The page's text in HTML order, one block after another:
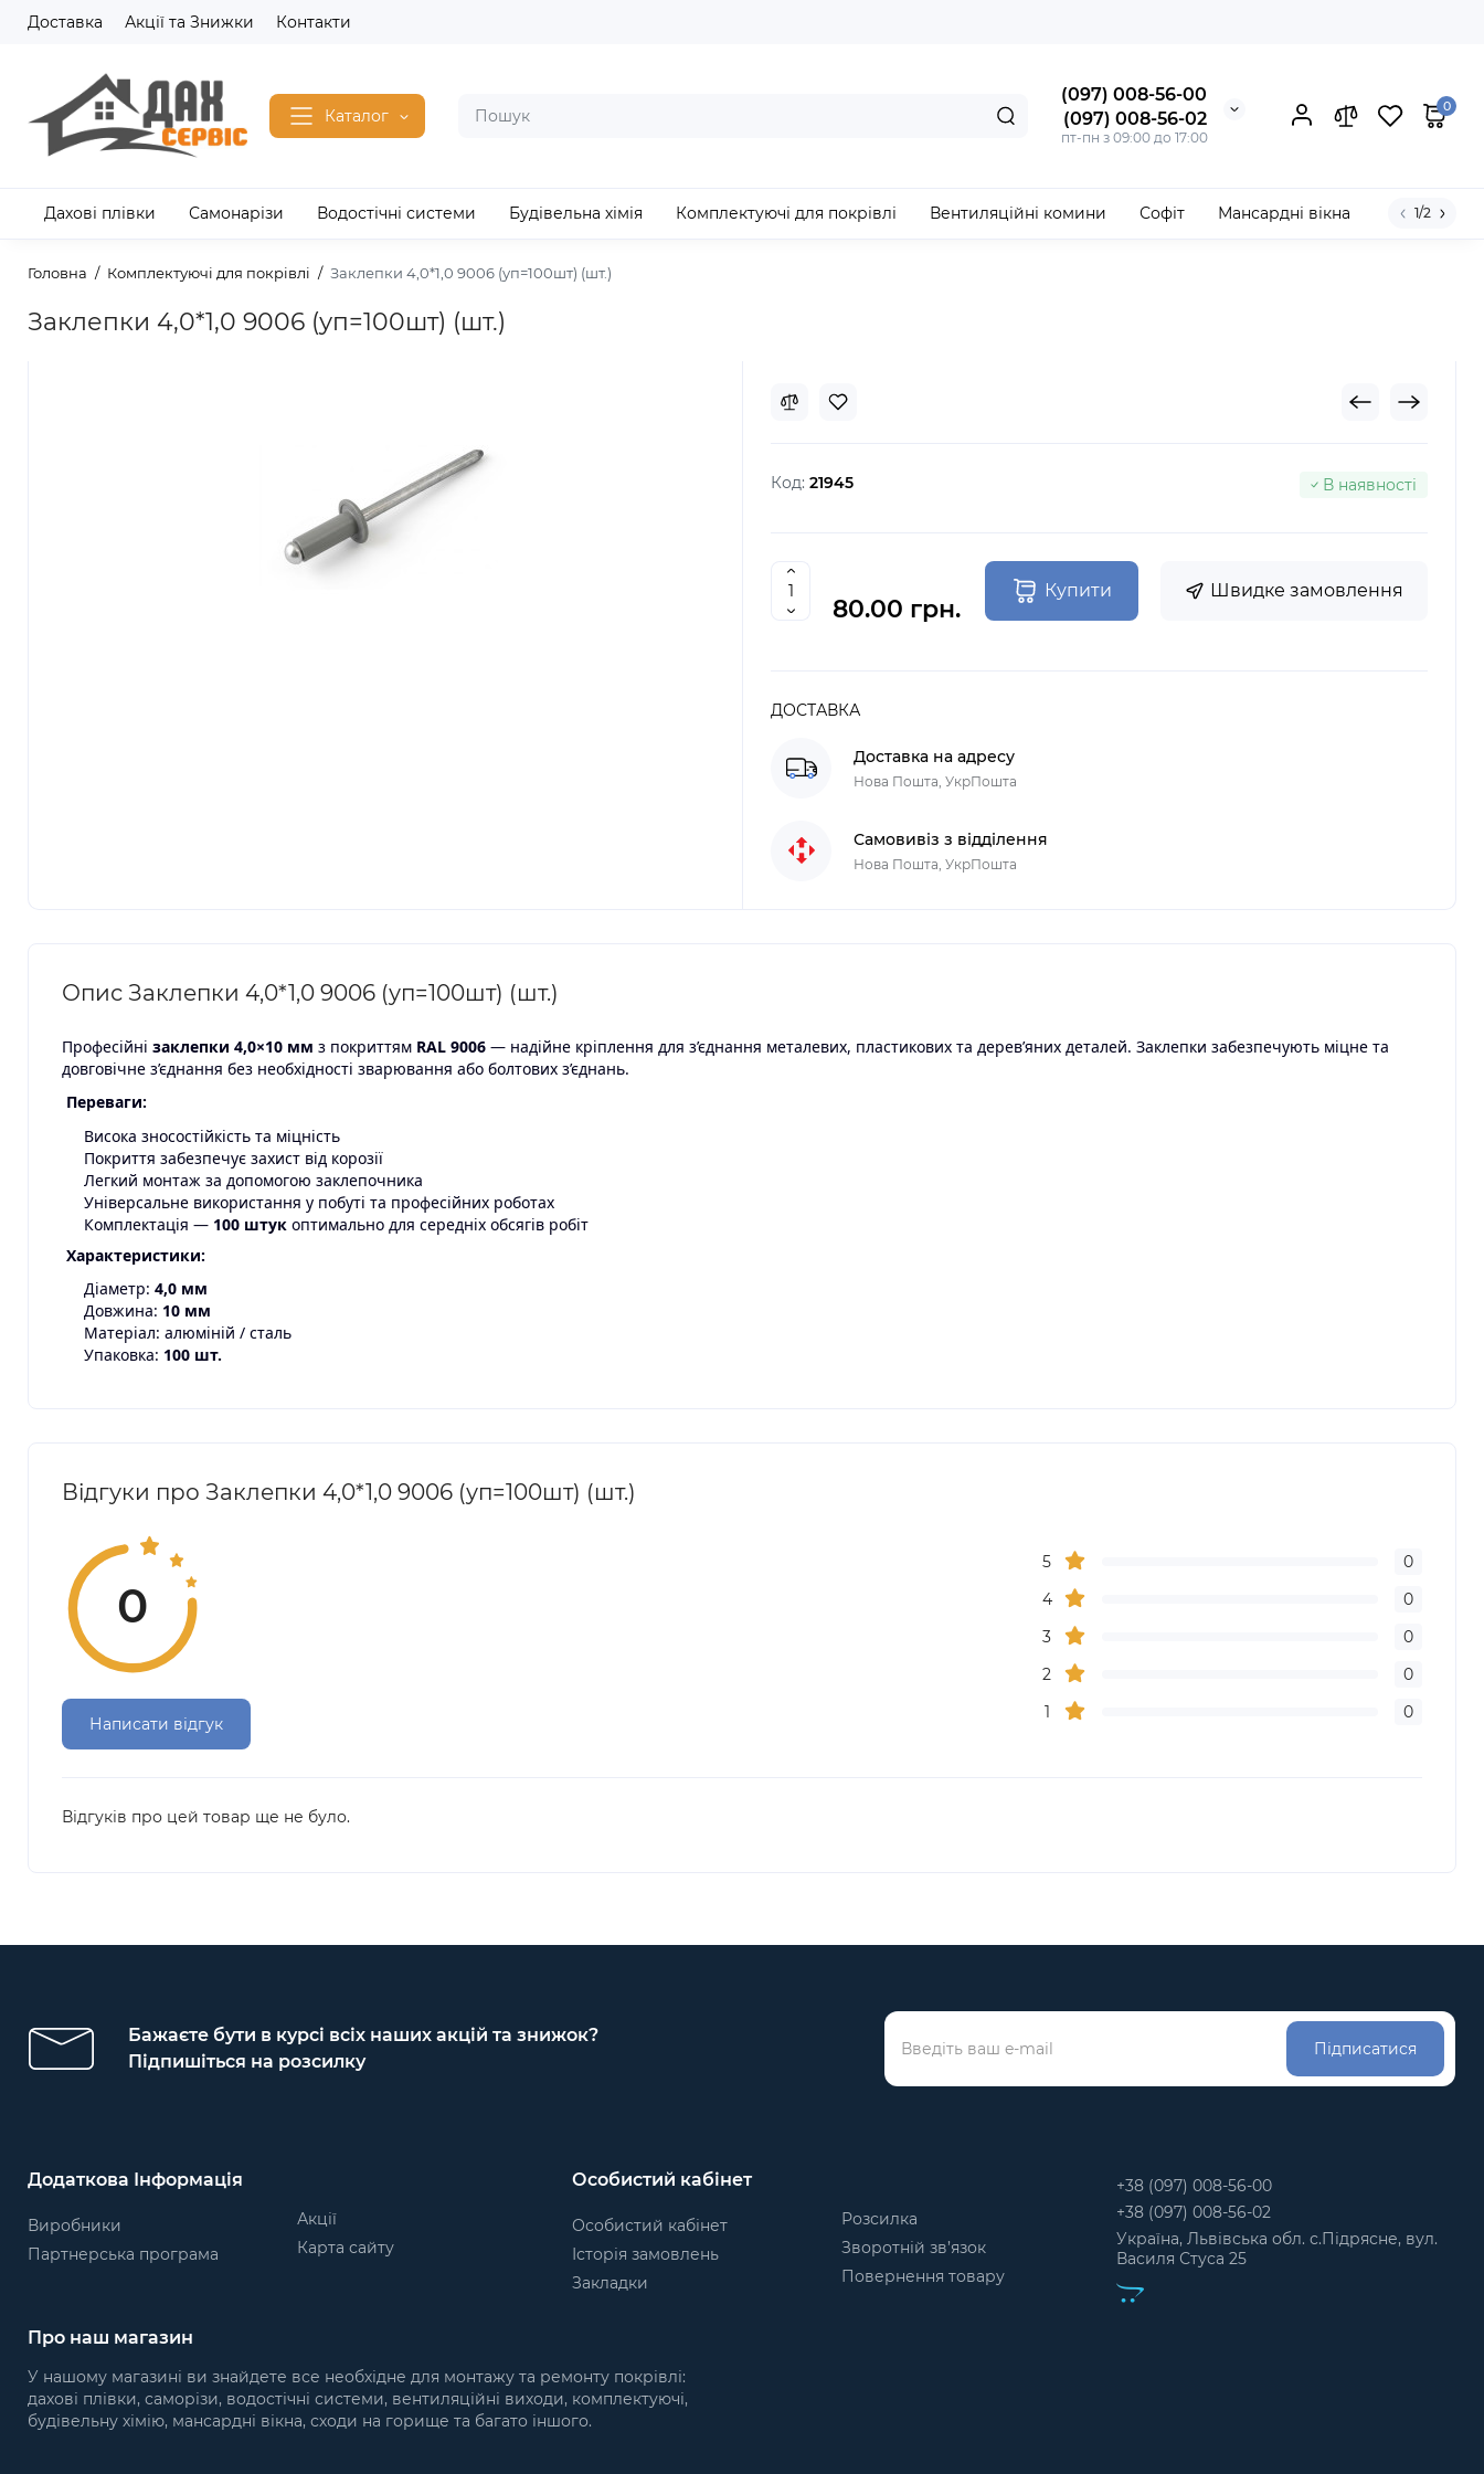
Доставка Акції та Знижки Контакти
Каталог
(097) 008-56-00
(097) 008-56-02
пт-пн з 09:00 до 17:00
0
Дахові плівки Самонарізи Водостічні системи Будівельна хімія Комплектуючі для покрівлі Вентиляційні комини Софіт Мансардні вікна 1/2
Головна Комплектуючі для покрівлі Заклепки 4,0*1,0 9006 (уп=100шт) (шт.)
Заклепки 4,0*1,0 9006 (уп=100шт) (шт.)
Код: 21945 В наявності
80.00 грн.
Купити Швидке замовлення
ДОСТАВКА
Доставка на адресу
Нова Пошта, УкрПошта
Самовивіз з відділення
Нова Пошта, УкрПошта
Опис Заклепки 4,0*1,0 9006 (уп=100шт) (шт.)
Професійні заклепки 4,0×10 мм з покриттям RAL 9006 — надійне кріплення для з’єднання металевих, пластикових та дерев’яних деталей. Заклепки забезпечують міцне та
довговічне з’єднання без необхідності зварювання або болтових з’єднань.
Переваги:
Висока зносостійкість та міцність
Покриття забезпечує захист від корозії
Легкий монтаж за допомогою заклепочника
Універсальне використання у побуті та професійних роботах
Комплектація — 100 штук оптимально для середніх обсягів робіт
Характеристики:
Діаметр: 4,0 мм
Довжина: 10 мм
Матеріал: алюміній / сталь
Упаковка: 100 шт.
Відгуки про Заклепки 4,0*1,0 9006 (уп=100шт) (шт.)
0
Написати відгук
5
0
4
0
3
0
2
0
1
0
Відгуків про цей товар ще не було.
Бажаєте бути в курсі всіх наших акцій та знижок?
Підпишіться на розсилку
Підписатися
Додаткова Інформація
Виробники
Партнерська програма
Акції
Карта сайту
Особистий кабінет
Особистий кабінет
Історія замовлень
Закладки
Розсилка
Зворотній зв’язок
Повернення товару
+38 (097) 008-56-00
+38 (097) 008-56-02
Україна, Львівська обл. с.Підрясне, вул.
Василя Стуса 25
Про наш магазин
У нашому магазині ви знайдете все необхідне для монтажу та ремонту покрівлі:
дахові плівки, саморізи, водостічні системи, вентиляційні виходи, комплектуючі,
будівельну хімію, мансардні вікна, сходи на горище та багато іншого.